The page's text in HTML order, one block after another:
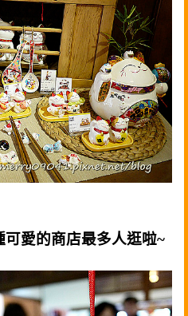
愛的商店最多人逛啦~